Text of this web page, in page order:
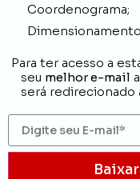
Coordenograma;
Para ter acesso a
seu melhor e-mail
será redirecionado